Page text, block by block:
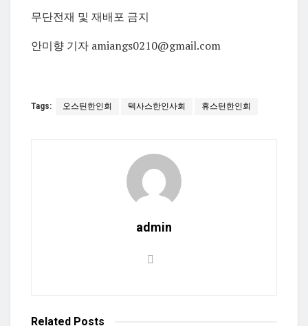
무단전재 및 재배포 금지
안미향 기자 amiangs0210@gmail.com
Tags: 오스틴한인회 텍사스한인사회 휴스턴한인회
admin
Related Posts